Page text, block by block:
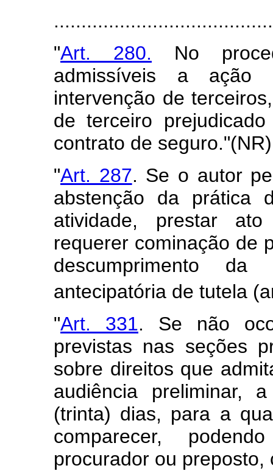
"Art. 280. No
admissíveis a ação
intervenção de
de terceiro
contrato de seguro."(NR)
"Art. 287. Se o autor
abstenção da prática
atividade, prestar
requerer cominação de
descumprimento
antecipatória de tutela
"Art. 331. Se não
previstas nas seções
sobre direitos que
audiência preliminar,
(trinta) dias, para a
comparecer,
procurador ou